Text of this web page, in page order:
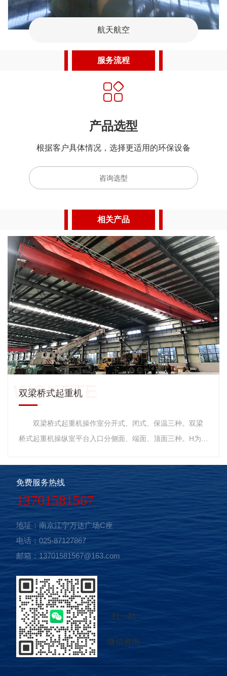
天航空 机
服务流程
客户具体情况，选择更适用的环保设备
相关产品
双梁桥式起重机
双梁桥式起重机操作室分开式、闭式、保温三种。双梁
桥式起重机操纵室平台入口分侧面、端面、顶面三种。H为大
订货时应注明工作环境的高、低气温及电源种类等技术要
求。增加了超载控制器、大屏幕显示器及各种保护装置，进
一步增加了使用过程中的安全性。 简介 1.双梁桥式
起重机操作室分开式、闭式、保温三种。 2.双梁桥式起
重机操纵室平台入口分侧面、端面、顶面三种。 3.H为大
车缓冲器增加的高度。 4.双梁桥式起重机分室内、室内
两种。订货时应注明工作环境的高、低气温及电源种类等技
术要求。 5.增加了超载控制器、大屏幕显示器及各种保
护装置，进一步增加了使用过程中的安全性。 6.双梁桥
式起重机一般都采用的空中操作方式，他与其他的地操起重
机有所不同。空操就是在起重机下面有一个单独的小型的操
作室，而地操则是操作人员拿着遥控操作 。 特点 双
梁桥式起重机主要由桥架、大车运行机构、小车、电器设备
等组成。根据使用频繁程度不同，分为A5、A6、A7三种工作
免费服务热线
13701581567
地址：南京江宁万达广场C座
电话：025-87127867
邮箱：13701581567@163.com
扫一扫
微信咨询